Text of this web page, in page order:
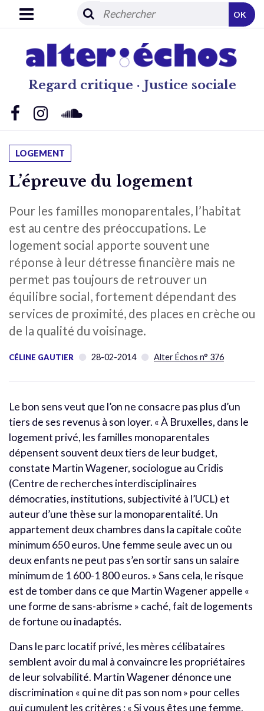
Regard critique · Justice sociale
OK
LOGEMENT
L’épreuve du logement
Pour les familles monoparentales, l’habitat
est au centre des préoccupations. Le
logement social apporte souvent une
réponse à leur détresse financière mais ne
permet pas toujours de retrouver un
équilibre social, fortement dépendant des
services de proximité, des places en crèche ou
de la qualité du voisinage.
CÉLINE GAUTIER 28-02-2014 Alter Échos n° 376
Le bon sens veut que l’on ne consacre pas plus d’un
tiers de ses revenus à son loyer. « À Bruxelles, dans le
logement privé, les familles monoparentales
dépensent souvent deux tiers de leur budget,
constate Martin Wagener, sociologue au Cridis
(Centre de recherches interdisciplinaires
démocraties, institutions, subjectivité à l’UCL) et
auteur d’une thèse sur la monoparentalité. Un
appartement deux chambres dans la capitale coûte
minimum 650 euros. Une femme seule avec un ou
deux enfants ne peut pas s’en sortir sans un salaire
minimum de 1 600-1 800 euros. » Sans cela, le risque
est de tomber dans ce que Martin Wagener appelle «
une forme de sans-abrisme » caché, fait de logements
de fortune ou inadaptés.
Dans le parc locatif privé, les mères célibataires
semblent avoir du mal à convaincre les propriétaires
de leur solvabilité. Martin Wagener dénonce une
discrimination « qui ne dit pas son nom » pour celles
qui cumulent les critères : « Si vous êtes une femme,